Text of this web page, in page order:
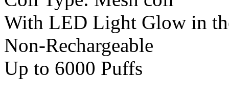
With LED Light Glow in
Non-Rechargeable
Up to 6000 Puffs